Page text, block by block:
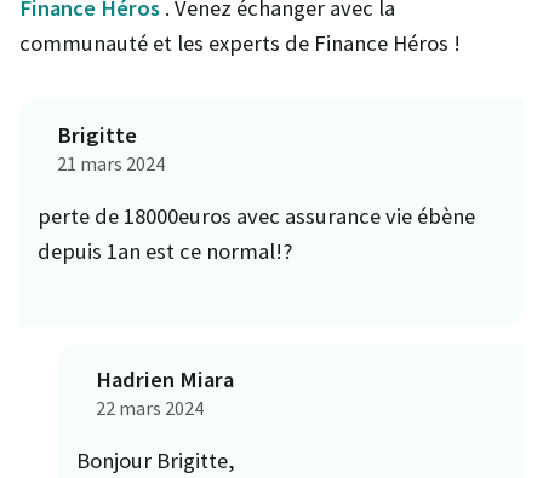
Finance Héros . Venez échanger avec la
communauté et les experts de Finance Héros !
Brigitte
21 mars 2024
perte de 18000euros avec assurance vie ébène
depuis 1an est ce normal!?
Hadrien Miara
22 mars 2024
Bonjour Brigitte,